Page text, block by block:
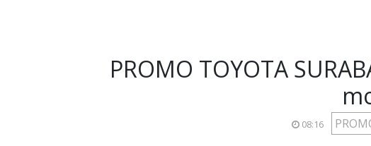
PROMO TOYOTA
08:16